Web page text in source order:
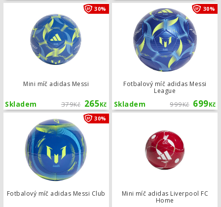
Mini míč adidas Messi
379Kč 265Kč
Skladem
30% Mini míč adidas Messi
Fotbalový míč adidas Messi
League
999Kč 699Kč
Skladem
30%
Fotbalový míč adidas Messi Club
30%
Mini míč adidas Liverpool FC
Home